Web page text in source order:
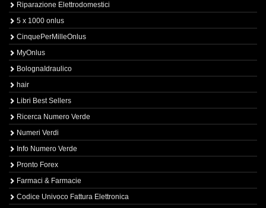
Riparazione Elettrodomestici
5 x 1000 onlus
CinquePerMilleOnlus
MyOnlus
BolognaIdraulico
hair
Libri Best Sellers
Ricerca Numero Verde
Numeri Verdi
Info Numero Verde
Pronto Forex
Farmaci & Farmacie
Codice Univoco Fattura Elettronica